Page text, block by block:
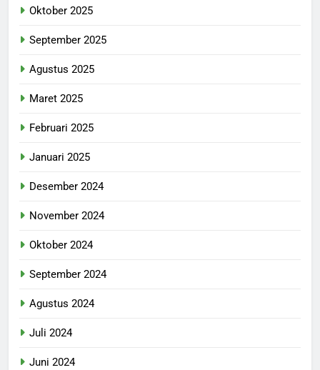
Oktober 2025
September 2025
Agustus 2025
Maret 2025
Februari 2025
Januari 2025
Desember 2024
November 2024
Oktober 2024
September 2024
Agustus 2024
Juli 2024
Juni 2024